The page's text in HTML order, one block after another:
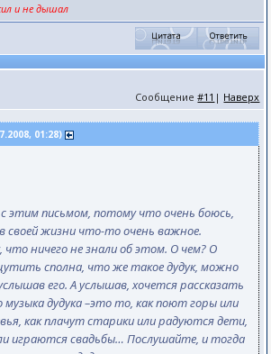
и не дышал
Сообщение#11 | Наверх
01:28)
этим письмом, потому что очень боюсь,
своей жизни что-то очень важное.
ничего не знали об этом. О чем? О
сполна, что же такое дудук, можно
его. А услышав, хочется рассказать
дудука –это то, как поют горы или
как плачут старики или радуются дети,
играются свадьбы… Послушайте, и тогда